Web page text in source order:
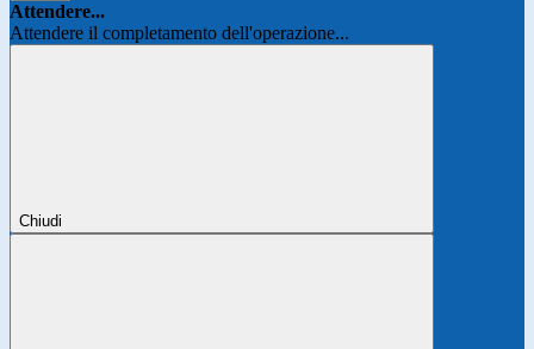
Attendere...
Attendere il completamento dell'operazione...
Chiudi